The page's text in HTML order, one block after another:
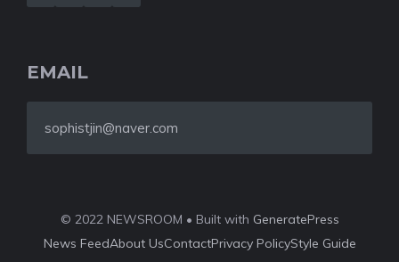
EMAIL
sophistjin@naver.com
© 2022 NEWSROOM • Built with GeneratePress
News FeedAbout UsContactPrivacy PolicyStyle Guide